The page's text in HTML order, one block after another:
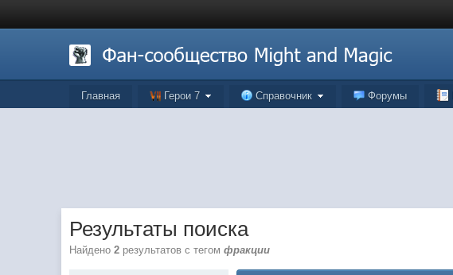
Главная Герои 7 Справочник Форумы
Результаты поиска
Найдено2 результатов с тегомфракции